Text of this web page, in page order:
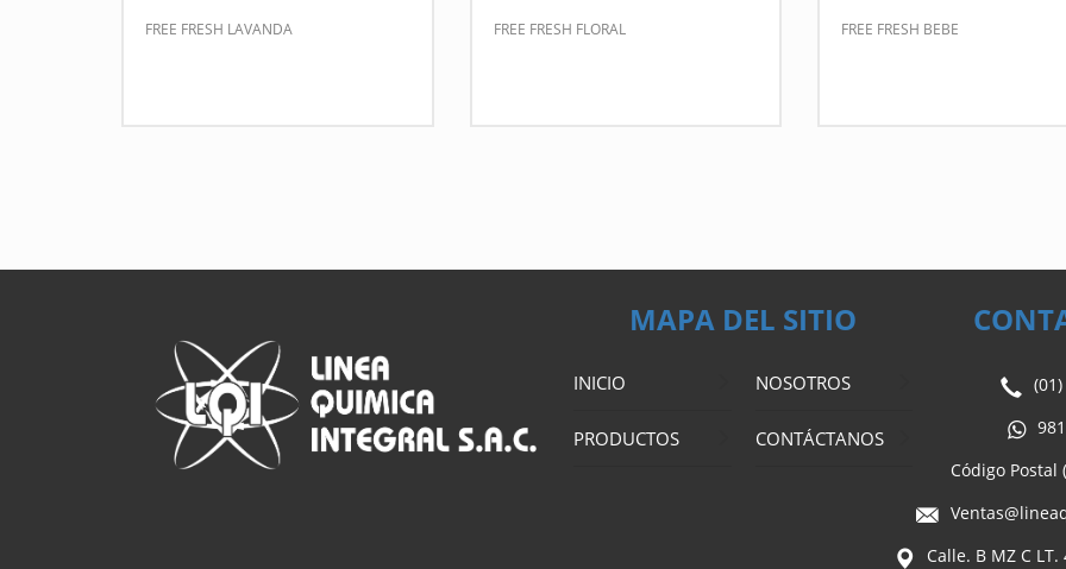
FREE FRESH LAVANDA FREE FRESH FLORAL FREE FRESH BEBE
MAPA DEL SITIO
INICIO NOSOTROS
PRODUCTOS CONTÁCTANOS
Código Postal
Calle. B MZ C